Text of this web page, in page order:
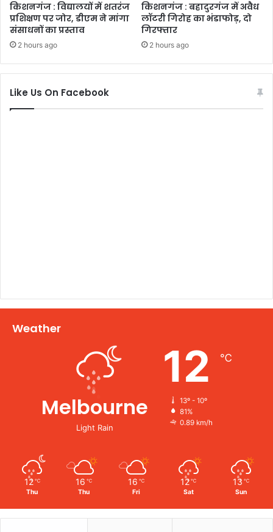
किशनगंज : विद्यालयों में शतरंज
प्रशिक्षण पर जोर, डीएम ने मांगा
संसाधनों का प्रस्ताव
2 hours ago
किशनगंज : बहादुरगंज में अवैध
लॉटरी गिरोह का भंडाफोड़, दो
गिरफ्तार
2 hours ago
Like Us On Facebook
Weather
Melbourne
Light Rain
12 ℃
13º - 10º
81%
0.89 km/h
12 ℃
Thu
16 ℃
Thu
16 ℃
Fri
12 ℃
Sat
13 ℃
Sun